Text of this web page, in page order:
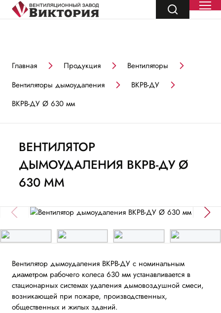
Главная Продукция
Вентиляторы
Вентиляторы дымоудаления
ВКРВ-ДУ
ВКРВ-ДУ Ø 630 мм
ВЕНТИЛЯТОР
ДЫМОУДАЛЕНИЯ ВКРВ-ДУ Ø
630 ММ
Вентилятор дымоудаления ВКРВ-ДУ с номинальным
диаметром рабочего колеса 630 мм устанавливается в
стационарных системах удаления дымовоздушной смеси,
возникающей при пожаре, производственных,
общественных и жилых зданий.